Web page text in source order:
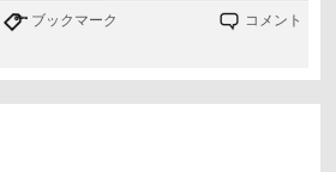
ブックマーク コメント